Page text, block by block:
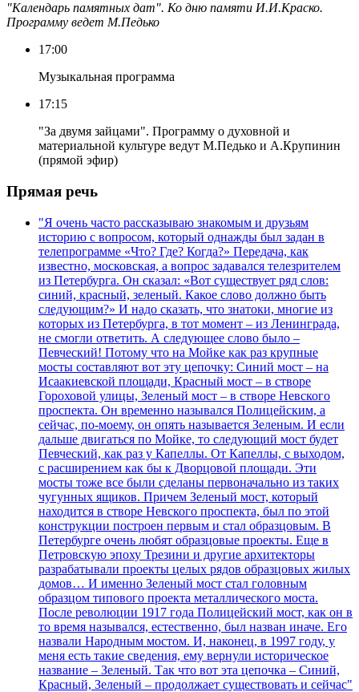
"Календарь памятных дат". Ко дню памяти И.И.Краско.
Программу ведет М.Педько
17:00
Музыкальная программа
17:15
"За двумя зайцами". Программу о духовной и
материальной культуре ведут М.Педько и А.Крупинин
(прямой эфир)
Прямая речь
"Я очень часто рассказываю знакомым и друзьям
историю с вопросом, который однажды был задан в
телепрограмме «Что? Где? Когда?» Передача, как
известно, московская, а вопрос задавался телезрителем
из Петербурга. Он сказал: «Вот существует ряд слов:
синий, красный, зеленый. Какое слово должно быть
следующим?» И надо сказать, что знатоки, многие из
которых из Петербурга, в тот момент – из Ленинграда,
не смогли ответить. А следующее слово было –
Певческий! Потому что на Мойке как раз крупные
мосты составляют вот эту цепочку: Синий мост – на
Исаакиевской площади, Красный мост – в створе
Гороховой улицы, Зеленый мост – в створе Невского
проспекта. Он временно назывался Полицейским, а
сейчас, по-моему, он опять называется Зеленым. И если
дальше двигаться по Мойке, то следующий мост будет
Певческий, как раз у Капеллы. От Капеллы, с выходом,
с расширением как бы к Дворцовой площади. Эти
мосты тоже все были сделаны первоначально из таких
чугунных ящиков. Причем Зеленый мост, который
находится в створе Невского проспекта, был по этой
конструкции построен первым и стал образцовым. В
Петербурге очень любят образцовые проекты. Еще в
Петровскую эпоху Трезини и другие архитекторы
разрабатывали проекты целых рядов образцовых жилых
домов… И именно Зеленый мост стал головным
образцом типового проекта металлического моста.
После революции 1917 года Полицейский мост, как он в
то время назывался, естественно, был назван иначе. Его
назвали Народным мостом. И, наконец, в 1997 году, у
меня есть такие сведения, ему вернули историческое
название – Зеленый. Так что вот эта цепочка – Синий,
Красный, Зеленый – продолжает существовать и сейчас"